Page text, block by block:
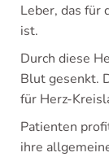
Leber, das für
ist.
Durch diese
Blut gesenkt.
für Herz-
Patienten
ihre